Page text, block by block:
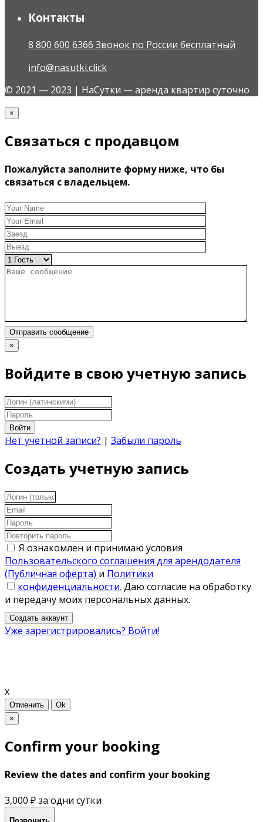
Контакты
8 800 600 6366 Звонок по России бесплатный
info@nasutki.click
© 2021 — 2023 | НаСутки — аренда квартир суточно
×
Связаться с продавцом
Пожалуйста заполните форму ниже, что бы
связаться с владельцем.
Отправить сообщение
×
Войдите в свою учетную запись
Войти
Нет учетной записи? | Забыли пароль
Создать учетную запись
Я ознакомлен и принимаю условия
Пользовательского соглашения для арендодателя
(Публичная оферта) и Политики
конфиденциальности. Даю согласие на обработку
и передачу моих персональных данных.
Создать аккаунт
Уже зарегистрировались? Войти!
x
Отменить
Ok
×
Confirm your booking
Review the dates and confirm your booking
3,000 ₽за одни сутки